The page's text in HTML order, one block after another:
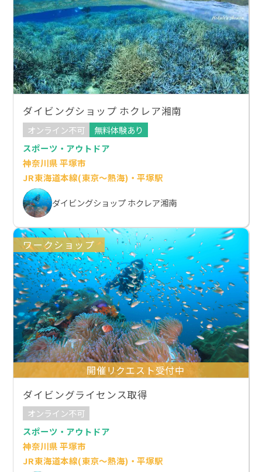
ダイビングショップ ホクレア湘南
オンライン不可
無料体験あり
スポーツ・アウトドア
神奈川県 平塚市
JR東海道本線(東京～熱海)・平塚駅
ダイビングショップ ホクレア湘南
ワークショップ
開催リクエスト受付中
ダイビングライセンス取得
オンライン不可
スポーツ・アウトドア
神奈川県 平塚市
JR東海道本線(東京～熱海)・平塚駅